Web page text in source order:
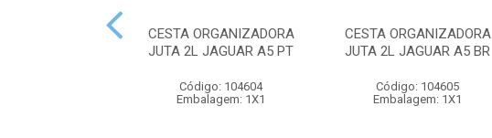
CESTA ORGANIZADORA
JUTA 2L JAGUAR A5 PT
Código: 104604
Embalagem: 1X1
CESTA ORGANIZADORA
JUTA 2L JAGUAR A5 BR
Código: 104605
Embalagem: 1X1